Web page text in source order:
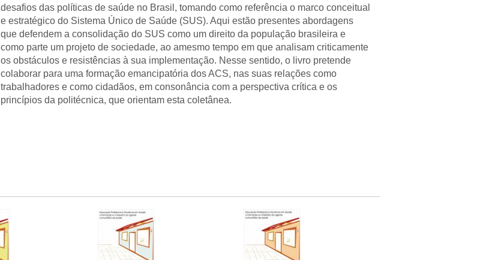
desafios das políticas de saúde no Brasil, tomando como referência o marco conceitual
e estratégico do Sistema Único de Saúde (SUS). Aqui estão presentes abordagens
que defendem a consolidação do SUS como um direito da população brasileira e
como parte um projeto de sociedade, ao amesmo tempo em que analisam criticamente
os obstáculos e resistências à sua implementação. Nesse sentido, o livro pretende
colaborar para uma formação emancipatória dos ACS, nas suas relações como
trabalhadores e como cidadãos, em consonância com a perspectiva crítica e os
princípios da politécnica, que orientam esta coletânea.